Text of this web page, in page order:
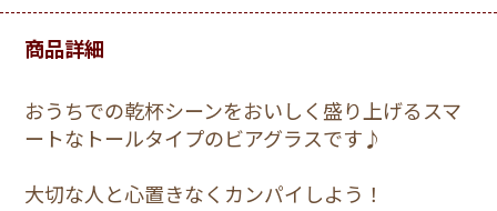
商品詳細
おうちでの乾杯シーンをおいしく盛り上げるスマ
ートなトールタイプのビアグラスです♪
大切な人と心置きなくカンパイしよう！